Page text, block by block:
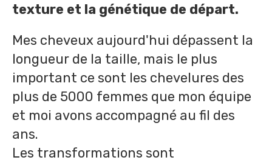
texture et la génétique de départ.
Mes cheveux aujourd'hui dépassent la
longueur de la taille, mais le plus
important ce sont les chevelures des
plus de 5000 femmes que mon équipe
et moi avons accompagné au fil des
ans.
Les transformations sont